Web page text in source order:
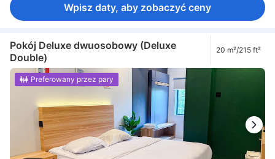
Wpisz daty, aby zobaczyć ceny
Pokój Deluxe dwuosobowy (Deluxe
Double)
20 m²/215 ft²
Preferowany przez pary